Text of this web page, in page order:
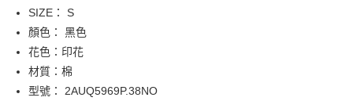
相關說明
【關於「AFTEE先享後付」】
AFTEE先享後付是「在收到商品之後才付款」的支付方式。 讓您購物簡單
便利好安心！
１．簡單：不需註冊會員、不需綁卡、不需儲值。
３．安心：先確認商品／服務後，再付款。
運送方式
全家取貨付款
免運費
SIZE： S
顏色： 黑色
花色：印花
材質：棉
型號： 2AUQ5969P.38NO